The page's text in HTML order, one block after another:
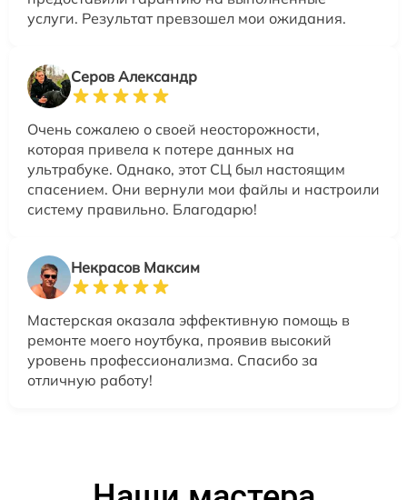
услуги. Результат превзошел мои ожидания.
Серов Александр
Очень сожалею о своей неосторожности,
которая привела к потере данных на
ультрабуке. Однако, этот СЦ был настоящим
спасением. Они вернули мои файлы и настроили
систему правильно. Благодарю!
Некрасов Максим
Мастерская оказала эффективную помощь в
ремонте моего ноутбука, проявив высокий
уровень профессионализма. Спасибо за
отличную работу!